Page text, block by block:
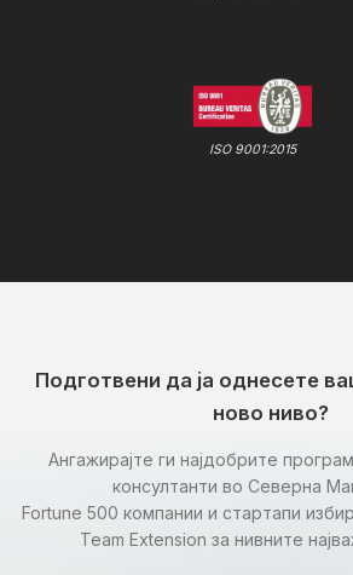
ISO 9001:2015
Подготвени да ја однесете
ново ниво?
Ангажирајте ги најдобрите
консултанти во Северна
Fortune 500 компании и стартапи
Team Extension за нивните